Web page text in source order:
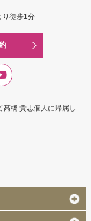
り徒歩1分
橋 貴志個人に帰属し